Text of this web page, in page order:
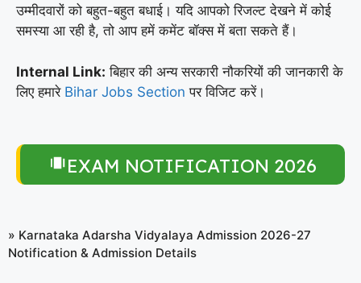
उम्मीदवारों को बहुत-बहुत बधाई। यदि आपको रिजल्ट देखने में कोई
समस्या आ रही है, तो आप हमें कमेंट बॉक्स में बता सकते हैं।
Internal Link: बिहार की अन्य सरकारी नौकरियों की जानकारी के
लिए हमारे Bihar Jobs Section पर विजिट करें।
EXAM NOTIFICATION 2026
» Karnataka Adarsha Vidyalaya Admission 2026-27
Notification & Admission Details